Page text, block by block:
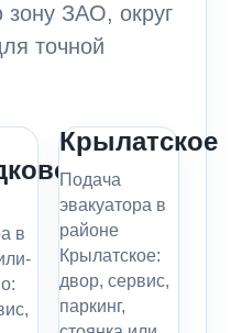
ЗАО, округ
точной
в
Крылатское
Подача
эвакуатора в
районе
Крылатское:
двор, сервис,
паркинг,